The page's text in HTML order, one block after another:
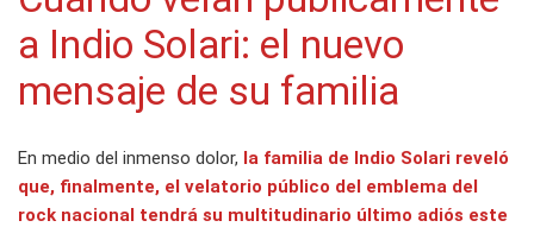
a Indio Solari: el nuevo
mensaje de su familia
En medio del inmenso dolor, la familia de Indio Solari reveló
que, finalmente, el velatorio público del emblema del
rock nacional tendrá su multitudinario último adiós este